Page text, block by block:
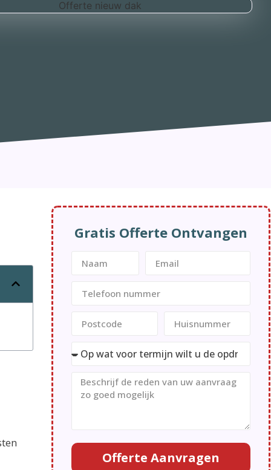
Gratis Offerte Ontvangen
Offerte Aanvragen